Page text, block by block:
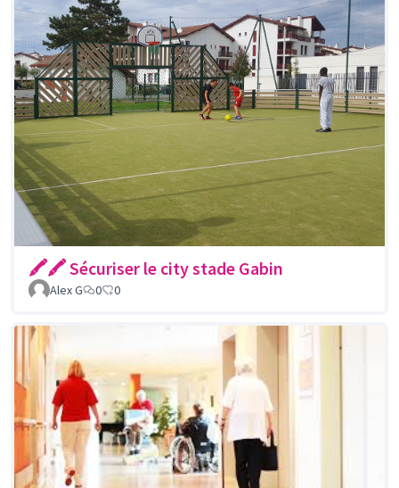
🖍🖍 Sécuriser le city stade Gabin
Alex G 0 0